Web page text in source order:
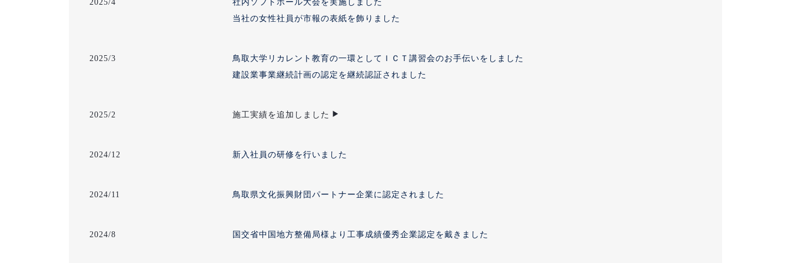
2025/4
社内ソフトボール大会を実施しました
当社の女性社員が市報の表紙を飾りました
2025/3
鳥取大学リカレント教育の一環としてＩＣＴ講習会のお手伝いをしました
建設業事業継続計画の認定を継続認証されました
2025/2 施工実績を追加しました
2024/12 新入社員の研修を行いました
2024/11 鳥取県文化振興財団パートナー企業に認定されました
2024/8 国交省中国地方整備局様より工事成績優秀企業認定を戴きました